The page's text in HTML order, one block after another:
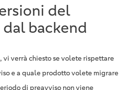
del
backend
, vi verrà chiesto se volete rispettare
e a quale prodotto volete migrare
di preavviso non viene